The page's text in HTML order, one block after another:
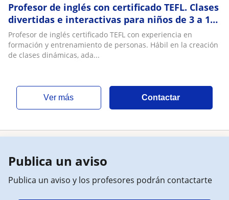
Profesor de inglés con certificado TEFL. Clases
divertidas e interactivas para niños de 3 a 15
años
Profesor de inglés certificado TEFL con experiencia en
formación y entrenamiento de personas. Hábil en la creación
de clases dinámicas, ada...
ver más Contactar
Publica un aviso
Publica un aviso y los profesores podrán contactarte